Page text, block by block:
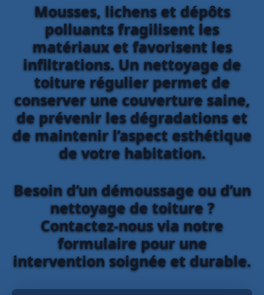
Mousses, lichens et dépôts
polluants fragilisent les
matériaux et favorisent les
infiltrations. Un nettoyage de
toiture régulier permet de
conserver une couverture saine,
de prévenir les dégradations et
de maintenir l’aspect esthétique
de votre habitation.
Besoin d’un démoussage ou d’un
nettoyage de toiture ?
Contactez-nous via notre
formulaire pour une
intervention soignée et durable.